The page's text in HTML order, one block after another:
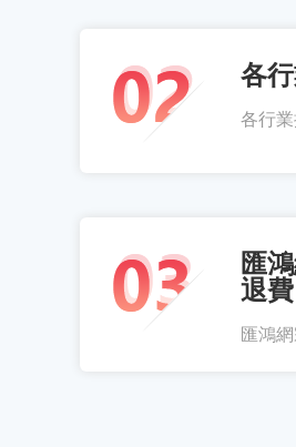
各
各行業
匯
退費
匯鴻